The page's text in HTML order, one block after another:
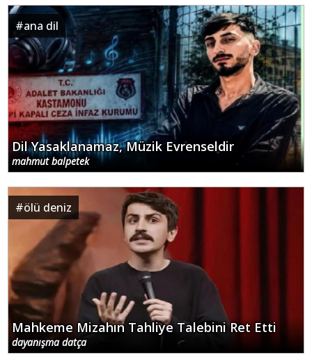
#ana dil
Dil Yasaklanamaz, Müzik Evrenseldir
mahmut balpetek
#ölü deniz
Mahkeme Mizahın Tahliye Talebini Ret Etti
dayanışma datça